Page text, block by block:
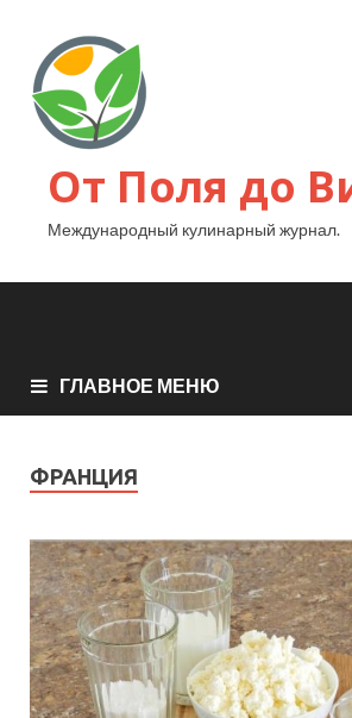
От Поля до
Международный кулинарный журнал.
ГЛАВНОЕ МЕНЮ
ФРАНЦИЯ